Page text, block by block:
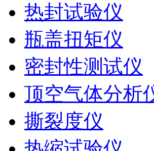
热封试验仪
瓶盖扭矩仪
密封性测试仪
顶空气体分析
撕裂度仪